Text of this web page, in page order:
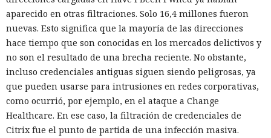
aparecido en otras filtraciones. Solo 16,4 millones fueron
nuevas. Esto significa que la mayoría de las direcciones
hace tiempo que son conocidas en los mercados delictivos y
no son el resultado de una brecha reciente. No obstante,
incluso credenciales antiguas siguen siendo peligrosas, ya
que pueden usarse para intrusiones en redes corporativas,
como ocurrió, por ejemplo, en el ataque a Change
Healthcare. En ese caso, la filtración de credenciales de
Citrix fue el punto de partida de una infección masiva.